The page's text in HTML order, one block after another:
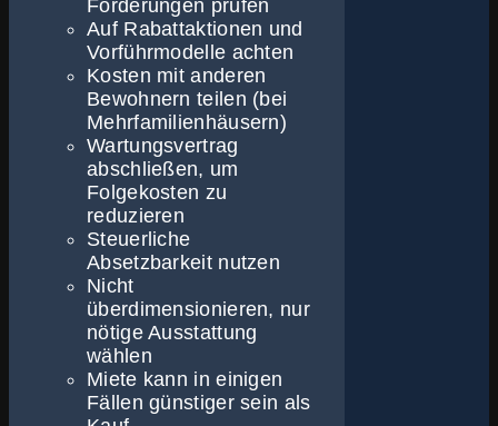
Förderungen prüfen
Auf Rabattaktionen und
Vorführmodelle achten
Kosten mit anderen
Bewohnern teilen (bei
Mehrfamilienhäusern)
Wartungsvertrag
abschließen, um
Folgekosten zu
reduzieren
Steuerliche
Absetzbarkeit nutzen
Nicht
überdimensionieren, nur
nötige Ausstattung
wählen
Miete kann in einigen
Fällen günstiger sein als